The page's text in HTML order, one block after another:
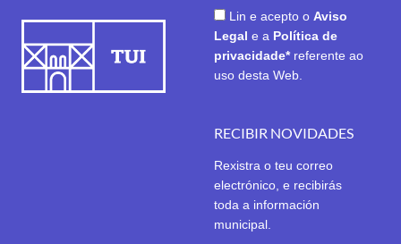
Lin e acepto o Aviso
Legal e a Política de
privacidade* referente ao
uso desta Web.
RECIBIR NOVIDADES
Rexistra o teu correo
electrónico, e recibirás
toda a información
municipal.